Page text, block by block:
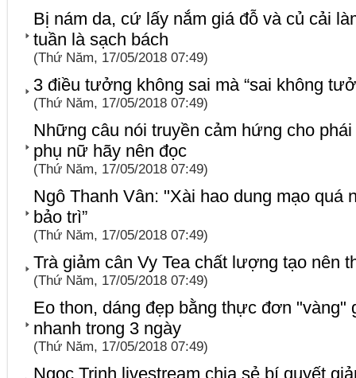
Bị nám da, cứ lấy nắm giá đỗ và củ cải
tuần là sạch bách
(Thứ Năm, 17/05/2018 07:49)
3 điều tưởng không sai mà “sai không
(Thứ Năm, 17/05/2018 07:49)
Những câu nói truyền cảm hứng cho
phụ nữ hãy nên đọc
(Thứ Năm, 17/05/2018 07:49)
Ngô Thanh Vân: "Xài hao dung mạo quá
bảo trì”
(Thứ Năm, 17/05/2018 07:49)
Trà giảm cân Vy Tea chất lượng tạo nên
(Thứ Năm, 17/05/2018 07:49)
Eo thon, dáng đẹp bằng thực đơn "vàng"
nhanh trong 3 ngày
(Thứ Năm, 17/05/2018 07:49)
Ngọc Trinh livestream chia sẻ bí quyết